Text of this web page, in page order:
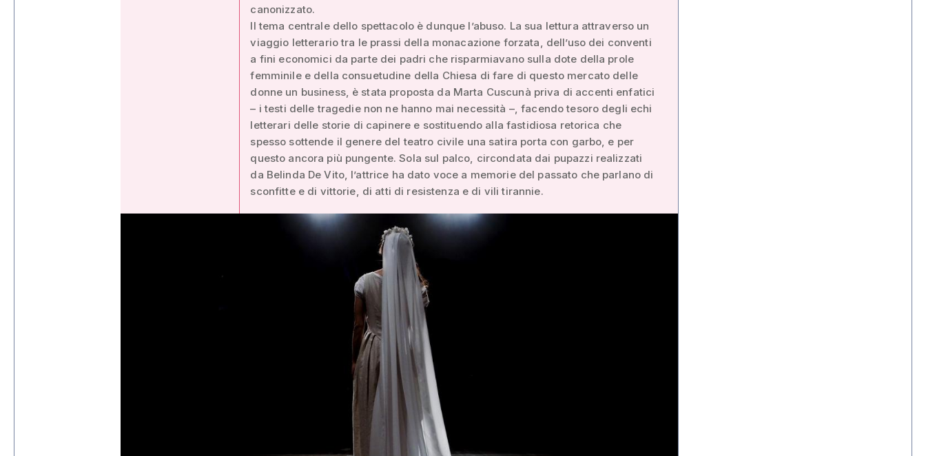
canonizzato.
Il tema centrale dello spettacolo è dunque l’abuso. La sua lettura attraverso un
viaggio letterario tra le prassi della monacazione forzata, dell’uso dei conventi
a fini economici da parte dei padri che risparmiavano sulla dote della prole
femminile e della consuetudine della Chiesa di fare di questo mercato delle
donne un business, è stata proposta da Marta Cuscunà priva di accenti enfatici
– i testi delle tragedie non ne hanno mai necessità –, facendo tesoro degli echi
letterari delle storie di capinere e sostituendo alla fastidiosa retorica che
spesso sottende il genere del teatro civile una satira porta con garbo, e per
questo ancora più pungente. Sola sul palco, circondata dai pupazzi realizzati
da Belinda De Vito, l’attrice ha dato voce a memorie del passato che parlano di
sconfitte e di vittorie, di atti di resistenza e di vili tirannie.